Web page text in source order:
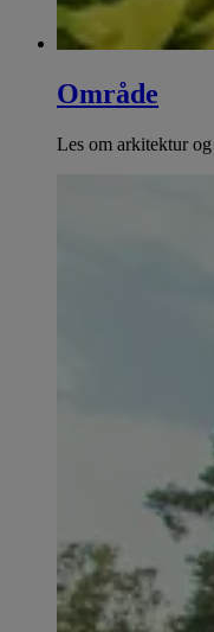
Område
Les om arkitektur